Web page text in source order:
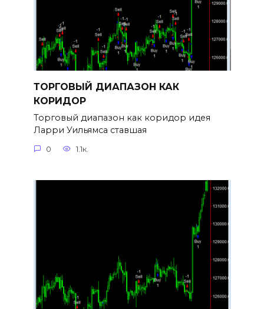
ТОРГОВЫЙ ДИАПАЗОН КАК
КОРИДОР
Торговый диапазон как коридор идея
Ларри Уильямса ставшая
0 1.1к.